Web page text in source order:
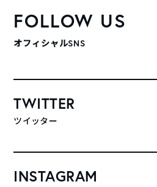
FOLLOW US
オフィシャルSNS
TWITTER
ツイッター
INSTAGRAM